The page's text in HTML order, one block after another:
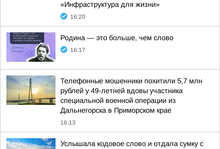
«Инфраструктура для жизни»
16:20
Родина — это больше, чем слово
16:17
Телефонные мошенники похитили 5,7 млн
рублей у 49-летней вдовы участника
специальной военной операции из
Дальнегорска в Приморском крае
16:13
Услышала кодовое слово и отдала сумку с